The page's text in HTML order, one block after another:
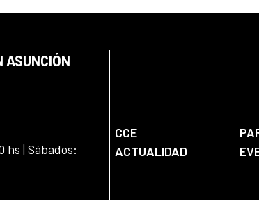
ASUNCIÓN
hs | Sábados:
CCE
ACTUALIDAD